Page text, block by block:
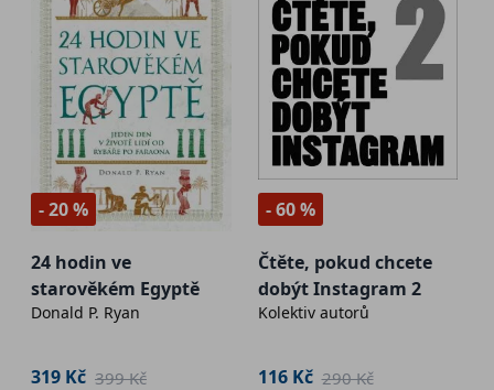
- 20 %
24 hodin ve
starověkém Egyptě
Donald P. Ryan
319 Kč 399 Kč
- 60 %
Čtěte, pokud chcete
dobýt Instagram 2
Kolektiv autorů
116 Kč 290 Kč